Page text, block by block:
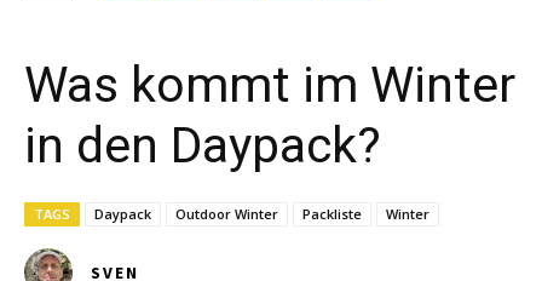
Was kommt im Winter
in den Daypack?
TAGS Daypack Outdoor Winter Packliste Winter
SVEN